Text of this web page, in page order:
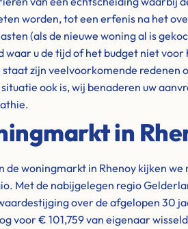
worden, tot een erfenis na het
(als de nieuwe woning al is
u de tijd of het budget niet voor
zijn veelvoorkomende redenen
ook is, wij benaderen uw
in
de woningmarkt in Rhenoy kijken
Met de nabijgelegen regio
over de afgelopen 30
voor € 101,759 van eigenaar